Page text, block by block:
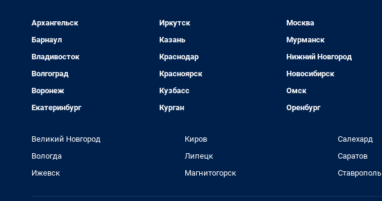
Архангельск
Барнаул
Владивосток
Волгоград
Воронеж
Екатеринбург
Иркутск
Казань
Краснодар
Красноярск
Кузбасс
Курган
Москва
Мурманск
Нижний Новгород
Новосибирск
Омск
Оренбург
Великий Новгород
Вологда
Ижевск
Киров
Липецк
Магнитогорск
Салехард
Саратов
Ставрополь